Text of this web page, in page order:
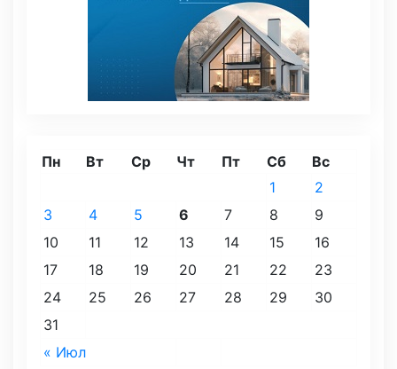
Пн Вт Ср Чт Пт Сб Вс
« Июл
1
2
3
4 5 6 7 8
9
10
11 12 13 14 15
16
17
18 19 20 21 22
23
24
25 26 27 28 29
30
31